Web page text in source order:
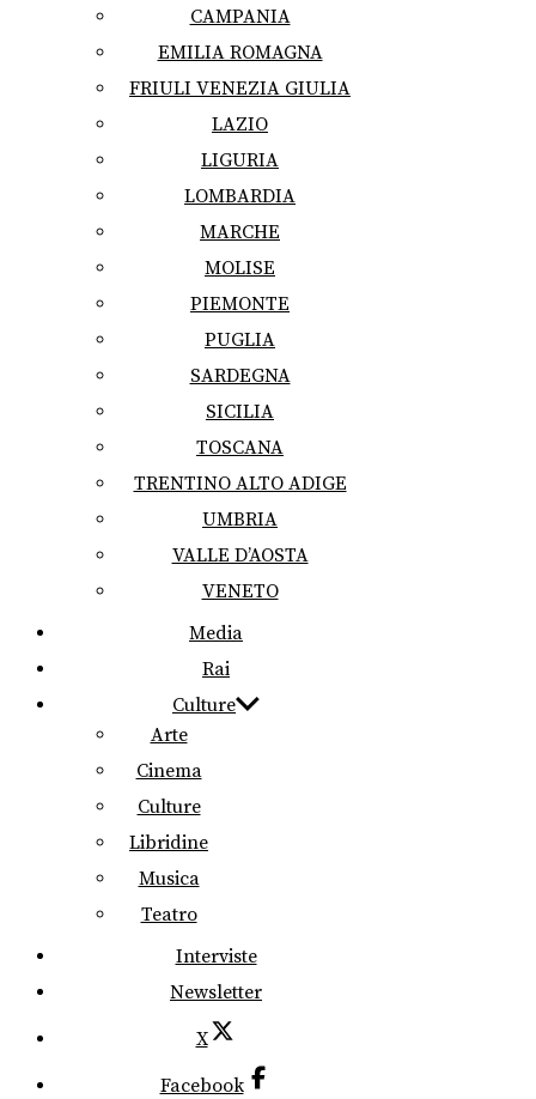
CAMPANIA
EMILIA ROMAGNA
FRIULI VENEZIA GIULIA
LAZIO
LIGURIA
LOMBARDIA
MARCHE
MOLISE
PIEMONTE
PUGLIA
SARDEGNA
SICILIA
TOSCANA
TRENTINO ALTO ADIGE
UMBRIA
VALLE D’AOSTA
VENETO
Media
Rai
Culture
Arte
Cinema
Culture
Libridine
Musica
Teatro
Interviste
Newsletter
X
Facebook